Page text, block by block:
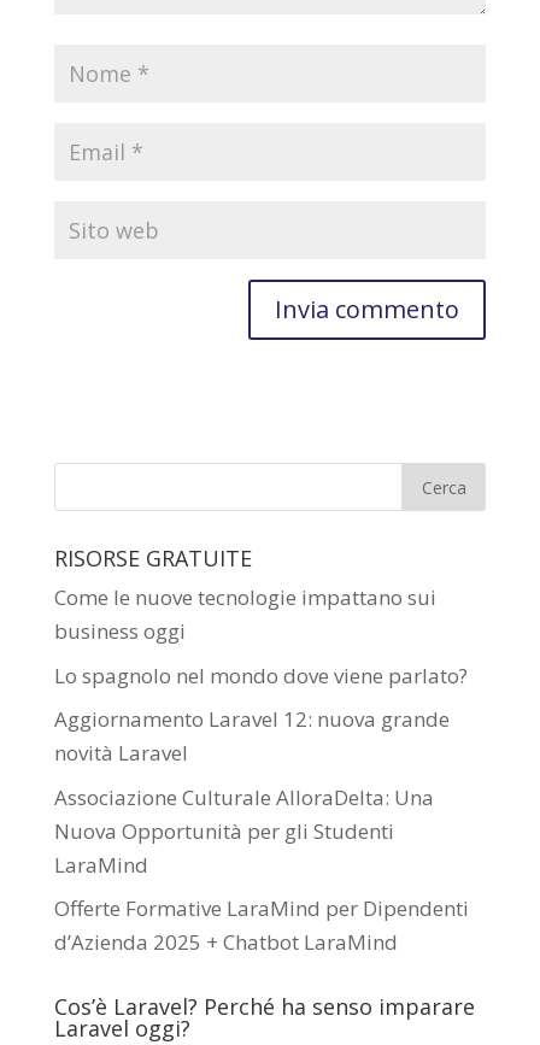
RISORSE GRATUITE
Come le nuove tecnologie impattano sui
business oggi
Lo spagnolo nel mondo dove viene parlato?
Aggiornamento Laravel 12: nuova grande
novità Laravel
Associazione Culturale AlloraDelta: Una
Nuova Opportunità per gli Studenti
LaraMind
Offerte Formative LaraMind per Dipendenti
d’Azienda 2025 + Chatbot LaraMind
Cos’è Laravel? Perché ha senso imparare
Laravel oggi?